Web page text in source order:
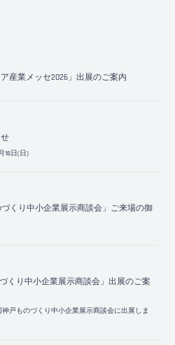
ア産業メッセ2026」出展のご案内
16日(日)
づくり中小企業展示商談会」ご来場の御
づくり中小企業展示商談会」出展のご案
神戸ものづくり中小企業展示商談会に出展しま